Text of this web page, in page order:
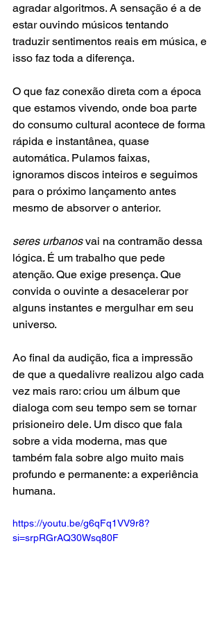
agradar algoritmos. A sensação é a de
estar ouvindo músicos tentando
traduzir sentimentos reais em música, e
isso faz toda a diferença.
O que faz conexão direta com a época
que estamos vivendo, onde boa parte
do consumo cultural acontece de forma
rápida e instantânea, quase
automática. Pulamos faixas,
ignoramos discos inteiros e seguimos
para o próximo lançamento antes
mesmo de absorver o anterior.
seres urbanos vai na contramão dessa
lógica. É um trabalho que pede
atenção. Que exige presença. Que
convida o ouvinte a desacelerar por
alguns instantes e mergulhar em seu
universo.
Ao final da audição, fica a impressão
de que a quedalivre realizou algo cada
vez mais raro: criou um álbum que
dialoga com seu tempo sem se tornar
prisioneiro dele. Um disco que fala
sobre a vida moderna, mas que
também fala sobre algo muito mais
profundo e permanente: a experiência
humana.
https://youtu.be/g6qFq1VV9r8?
si=srpRGrAQ30Wsq80F